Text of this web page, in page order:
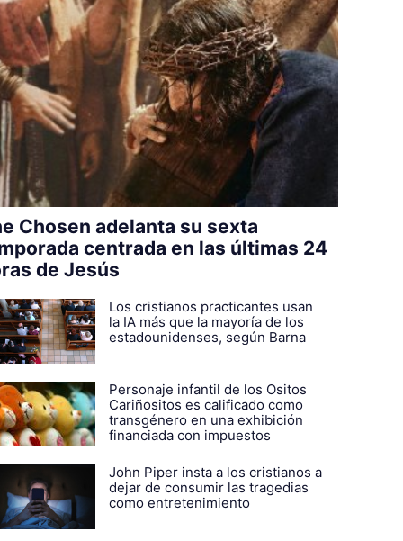
Chosen adelanta su sexta
centrada en las últimas 24
de Jesús
Los cristianos practicantes usan
la IA más que la mayoría de los
estadounidenses, según Barna
Personaje infantil de los Ositos
Cariñositos es calificado como
transgénero en una exhibición
financiada con impuestos
John Piper insta a los cristianos a
dejar de consumir las tragedias
como entretenimiento